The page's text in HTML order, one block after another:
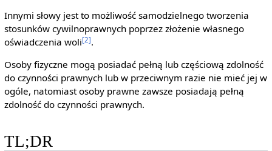
Innymi słowy jest to możliwość samodzielnego tworzenia
stosunków cywilnoprawnych poprzez złożenie własnego
oświadczenia woli[2].
Osoby fizyczne mogą posiadać pełną lub częściową zdolność
do czynności prawnych lub w przeciwnym razie nie mieć jej w
ogóle, natomiast osoby prawne zawsze posiadają pełną
zdolność do czynności prawnych.
TL;DR